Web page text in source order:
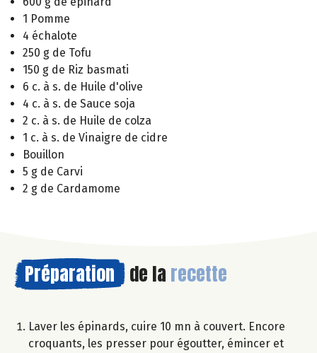
1 Pomme
4 échalote
250 g de Tofu
150 g de Riz basmati
6 c. à s. de Huile d'olive
4 c. à s. de Sauce soja
2 c. à s. de Huile de colza
1 c. à s. de Vinaigre de cidre
Bouillon
5 g de Carvi
2 g de Cardamome
Préparation de la recette
Laver les épinards, cuire 10 mn à couvert. Encore
croquants, les presser pour égoutter, émincer et